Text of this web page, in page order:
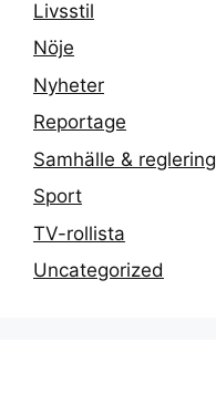
Livsstil
Nöje
Nyheter
Reportage
Samhälle & reglering
Sport
TV-rollista
Uncategorized